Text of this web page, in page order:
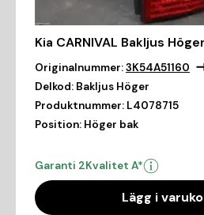
Kia CARNIVAL Bakljus Höger
Originalnummer:3K54A51160
Delkod: Bakljus Höger
Produktnummer: L4078715
Position: Höger bak
Garanti 2Kvalitet A*
Lägg i